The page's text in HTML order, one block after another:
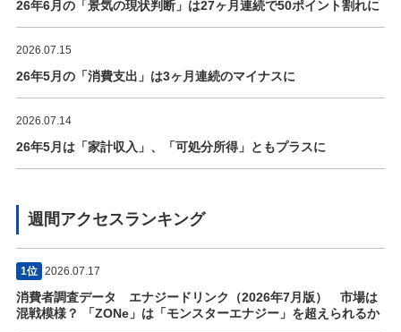
26年6月の「景気の現状判断」は27ヶ月連続で50ポイント割れに
2026.07.15
26年5月の「消費支出」は3ヶ月連続のマイナスに
2026.07.14
26年5月は「家計収入」、「可処分所得」ともプラスに
週間アクセスランキング
1位 2026.07.17
消費者調査データ エナジードリンク（2026年7月版） 市場は
混戦模様？ 「ZONe」は「モンスターエナジー」を超えられるか